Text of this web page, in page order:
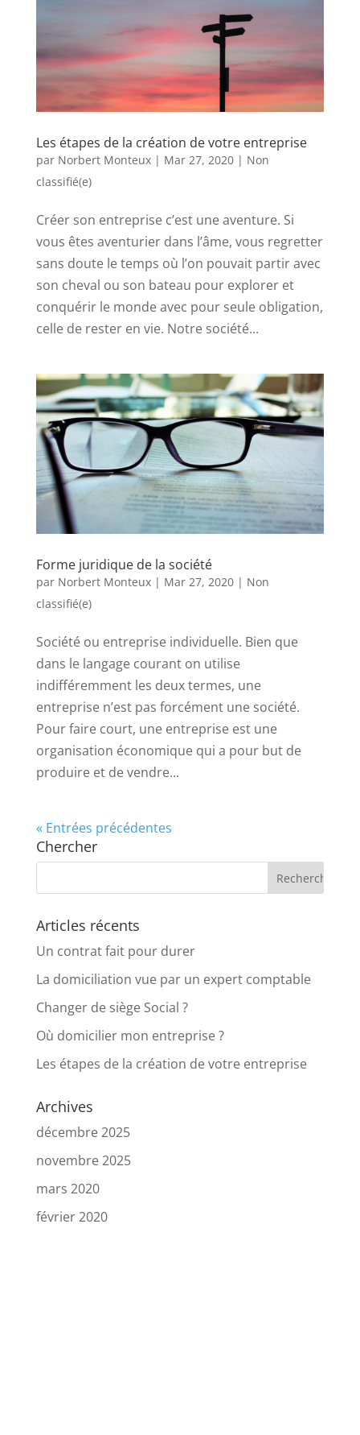
Les étapes de la création de votre entreprise
par Norbert Monteux| Mar 27, 2020| Non
classifié(e)
Créer son entreprise c’est une aventure. Si
vous êtes aventurier dans l’âme, vous regretter
sans doute le temps où l’on pouvait partir avec
son cheval ou son bateau pour explorer et
conquérir le monde avec pour seule obligation,
celle de rester en vie. Notre société...
Forme juridique de la société
par Norbert Monteux| Mar 27, 2020| Non
classifié(e)
Société ou entreprise individuelle. Bien que
dans le langage courant on utilise
indifféremment les deux termes, une
entreprise n’est pas forcément une société.
Pour faire court, une entreprise est une
organisation économique qui a pour but de
produire et de vendre...
« Entrées précédentes
Chercher
Articles récents
Un contrat fait pour durer
La domiciliation vue par un expert comptable
Changer de siège Social ?
Où domicilier mon entreprise ?
Les étapes de la création de votre entreprise
Archives
décembre 2025
novembre 2025
mars 2020
février 2020